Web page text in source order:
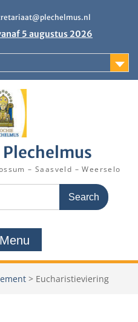
5 augustus 2026
2026 in Klooster
– Saasveld – Weerselo
Menu
> Eucharistieviering